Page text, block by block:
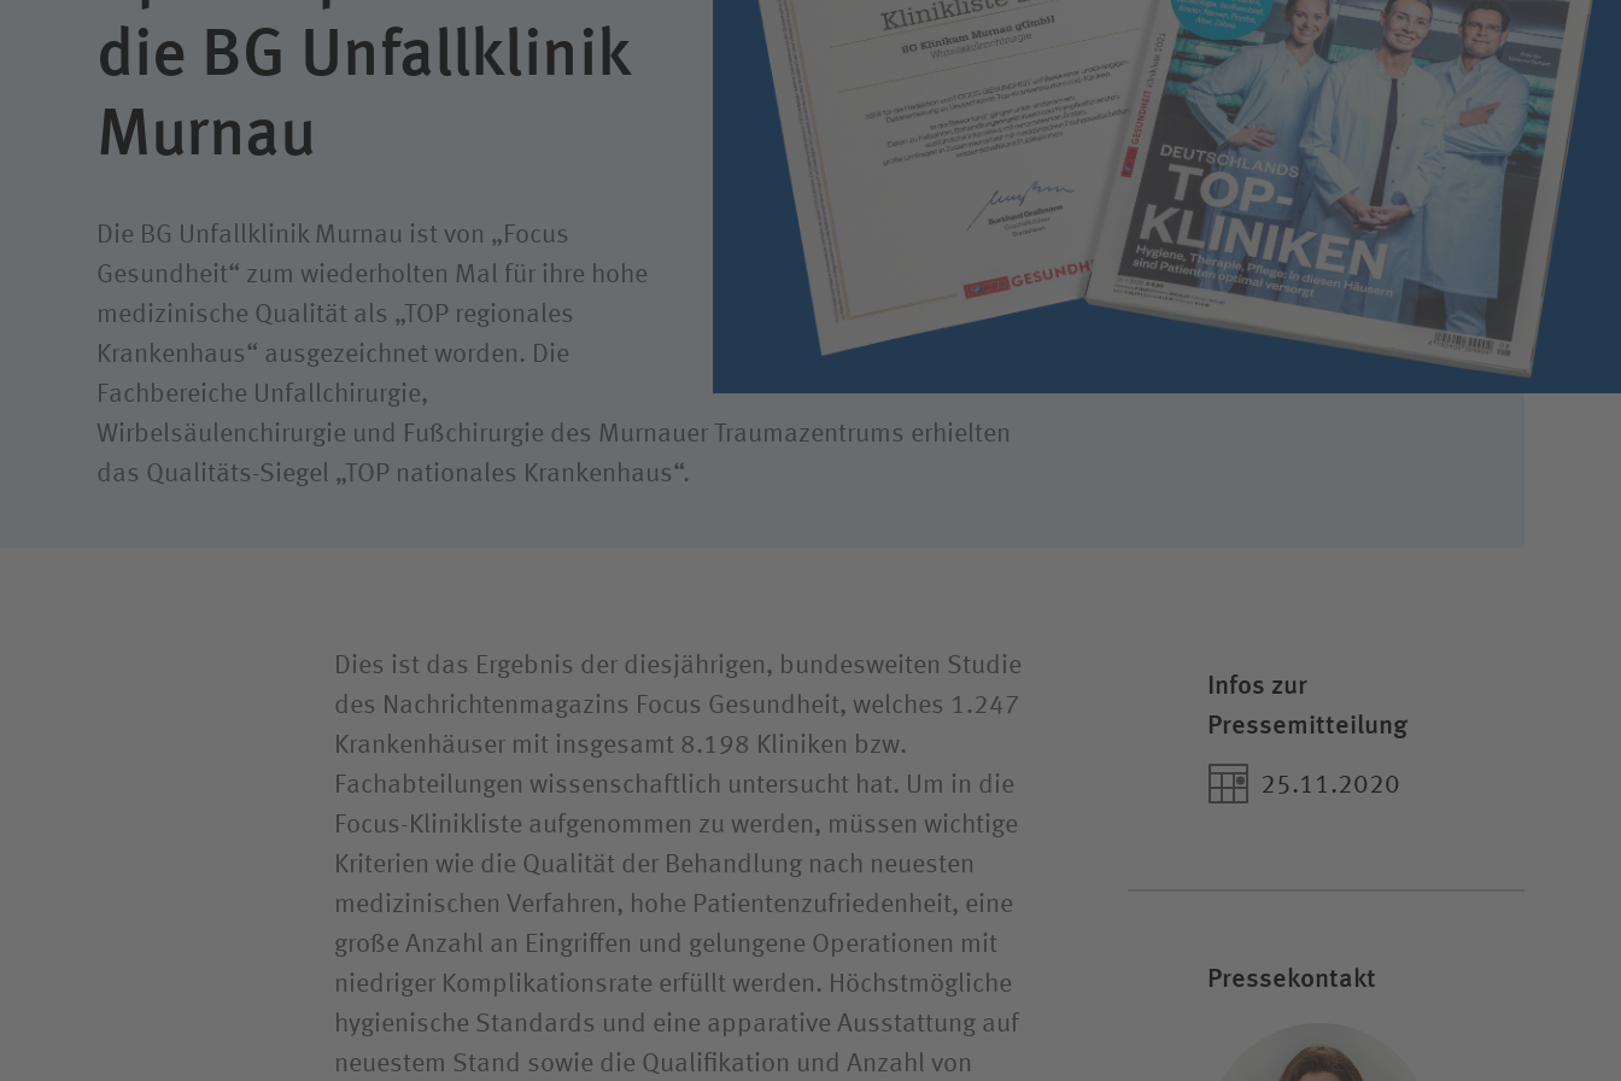
Klimaschutz
Forschung
Hygiene
die BG Unfallklinik
Murnau
Die BG Unfallklinik Murnau ist von „Focus
Gesundheit“ zum wiederholten Mal für ihre hohe
medizinische Qualität als „TOP regionales
Krankenhaus“ ausgezeichnet worden. Die
Fachbereiche Unfallchirurgie,
Wirbelsäulenchirurgie und Fußchirurgie des Murnauer Traumazentrums erhielten
das Qualitäts-Siegel „TOP nationales Krankenhaus“.
Infos zur
Pressemitteilung
25.11.2020
Pressekontakt
Dies ist das Ergebnis der diesjährigen, bundesweiten Studie
des Nachrichtenmagazins Focus Gesundheit, welches 1.247
Krankenhäuser mit insgesamt 8.198 Kliniken bzw.
Fachabteilungen wissenschaftlich untersucht hat. Um in die
Focus-Klinikliste aufgenommen zu werden, müssen wichtige
Kriterien wie die Qualität der Behandlung nach neuesten
medizinischen Verfahren, hohe Patientenzufriedenheit, eine
große Anzahl an Eingriffen und gelungene Operationen mit
niedriger Komplikationsrate erfüllt werden. Höchstmögliche
hygienische Standards und eine apparative Ausstattung auf
neuestem Stand sowie die Qualifikation und Anzahl von